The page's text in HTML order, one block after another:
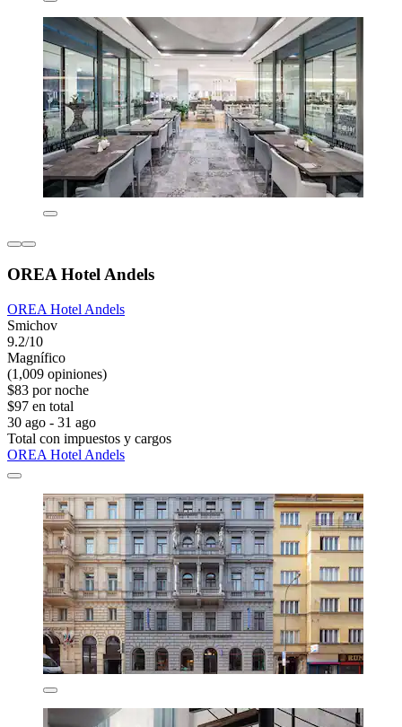
OREA Hotel Andels
OREA Hotel Andels
Smichov
9.2/10
Magnífico
(1,009 opiniones)
$83 por noche
$97 en total
30 ago - 31 ago
Total con impuestos y cargos
OREA Hotel Andels